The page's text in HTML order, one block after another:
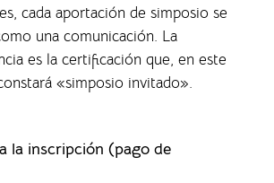
cada aportación de simposio se
una comunicación. La
es la certificación que, en este
«simposio invitado».
la inscripción (pago de